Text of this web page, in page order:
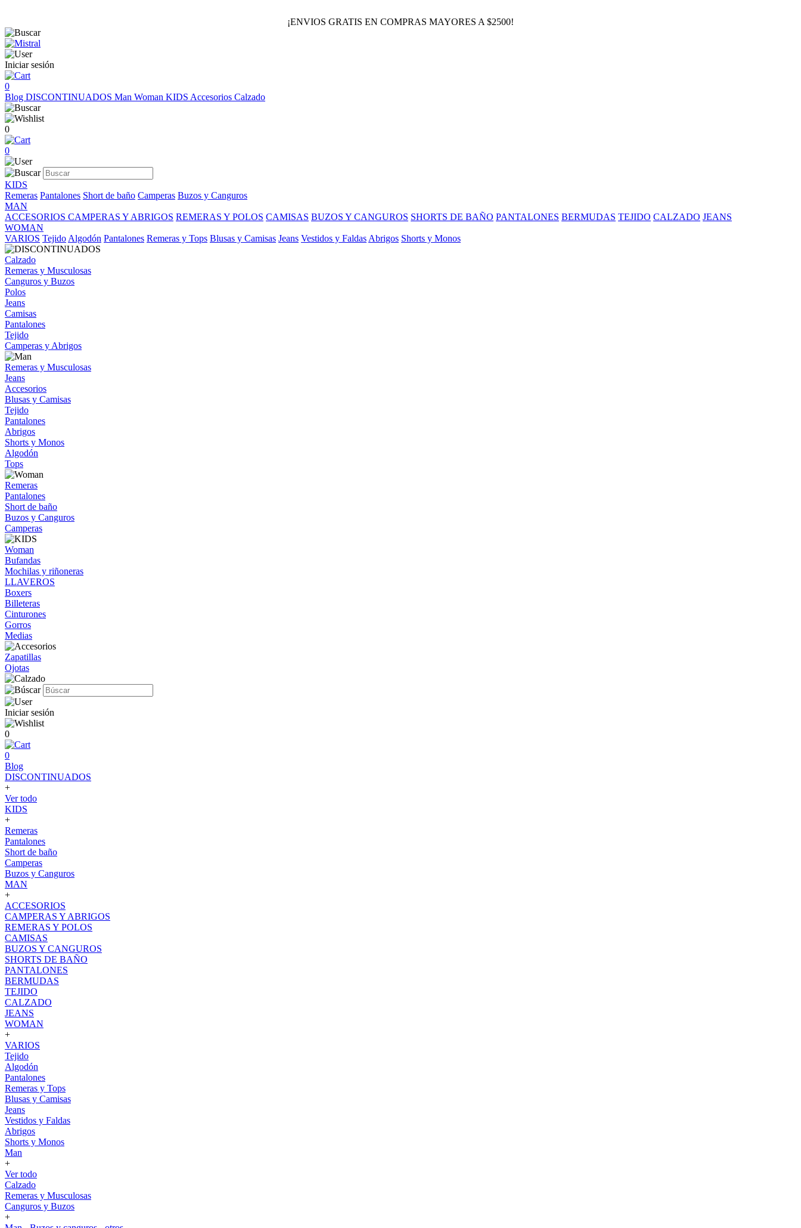
¡ENVIOS GRATIS EN COMPRAS MAYORES A $2500!
Iniciar sesión
0
Blog DISCONTINUADOS Man Woman KIDS Accesorios Calzado
0
0
KIDS
Remeras Pantalones Short de baño Camperas Buzos y Canguros
MAN
ACCESORIOS CAMPERAS Y ABRIGOS REMERAS Y POLOS CAMISAS BUZOS Y CANGUROS SHORTS DE BAÑO PANTALONES BERMUDAS TEJIDO CALZADO JEANS
WOMAN
VARIOS Tejido Algodón Pantalones Remeras y Tops Blusas y Camisas Jeans Vestidos y Faldas Abrigos Shorts y Monos
Calzado
Remeras y Musculosas
Canguros y Buzos
Polos
Jeans
Camisas
Pantalones
Tejido
Camperas y Abrigos
Remeras y Musculosas
Jeans
Accesorios
Blusas y Camisas
Tejido
Pantalones
Abrigos
Shorts y Monos
Algodón
Tops
Remeras
Pantalones
Short de baño
Buzos y Canguros
Camperas
Woman
Bufandas
Mochilas y riñoneras
LLAVEROS
Boxers
Billeteras
Cinturones
Gorros
Medias
Zapatillas
Ojotas
Iniciar sesión
0
0
Blog
DISCONTINUADOS
+
Ver todo
KIDS
+
Remeras
Pantalones
Short de baño
Camperas
Buzos y Canguros
MAN
+
ACCESORIOS
CAMPERAS Y ABRIGOS
REMERAS Y POLOS
CAMISAS
BUZOS Y CANGUROS
SHORTS DE BAÑO
PANTALONES
BERMUDAS
TEJIDO
CALZADO
JEANS
WOMAN
+
VARIOS
Tejido
Algodón
Pantalones
Remeras y Tops
Blusas y Camisas
Jeans
Vestidos y Faldas
Abrigos
Shorts y Monos
Man
+
Ver todo
Calzado
Remeras y Musculosas
Canguros y Buzos
+